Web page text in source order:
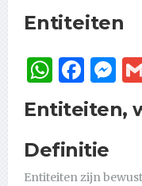
Entiteiten
Entiteiten,
Definitie
Entiteiten zijn